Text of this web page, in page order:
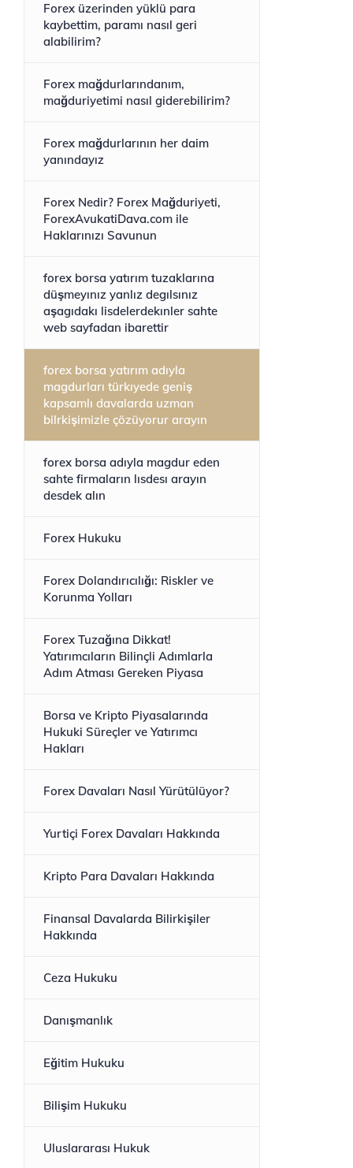
Forex üzerinden yüklü para
kaybettim, paramı nasıl geri
alabilirim?
Forex mağdurlarındanım,
mağduriyetimi nasıl giderebilirim?
Forex mağdurlarının her daim
yanındayız
Forex Nedir? Forex Mağduriyeti,
ForexAvukatiDava.com ile
Haklarınızı Savunun
forex borsa yatırım tuzaklarına
düşmeyınız yanlız degılsınız
aşagıdakı lisdelerdekınler sahte
web sayfadan ibarettir
forex borsa yatırım adıyla
magdurları türkıyede geniş
kapsamlı davalarda uzman
bilrkişimizle çözüyorur arayın
forex borsa adıyla magdur eden
sahte firmaların lısdesı arayın
desdek alın
Forex Hukuku
Forex Dolandırıcılığı: Riskler ve
Korunma Yolları
Forex Tuzağına Dikkat!
Yatırımcıların Bilinçli Adımlarla
Adım Atması Gereken Piyasa
Borsa ve Kripto Piyasalarında
Hukuki Süreçler ve Yatırımcı
Hakları
Forex Davaları Nasıl Yürütülüyor?
Yurtiçi Forex Davaları Hakkında
Kripto Para Davaları Hakkında
Finansal Davalarda Bilirkişiler
Hakkında
Ceza Hukuku
Danışmanlık
Eğitim Hukuku
Bilişim Hukuku
Uluslararası Hukuk